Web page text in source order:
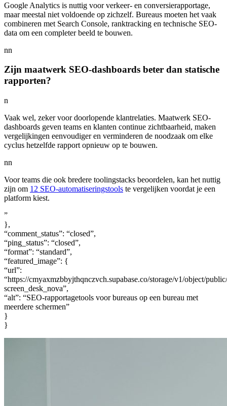
Google Analytics is nuttig voor verkeer- en conversierapportage,
maar meestal niet voldoende op zichzelf. Bureaus moeten het vaak
combineren met Search Console, ranktracking en technische SEO-
data om een completer beeld te bouwen.
nn
Zijn maatwerk SEO-dashboards beter dan statische
rapporten?
n
Vaak wel, zeker voor doorlopende klantrelaties. Maatwerk SEO-
dashboards geven teams en klanten continue zichtbaarheid, maken
vergelijkingen eenvoudiger en verminderen de noodzaak om elke
cyclus hetzelfde rapport opnieuw op te bouwen.
nn
Voor teams die ook bredere toolingstacks beoordelen, kan het nuttig
zijn om 12 SEO-automatiseringstools te vergelijken voordat je een
platform kiest.
”
},
“comment_status”: “closed”,
“ping_status”: “closed”,
“format”: “standard”,
“featured_image”: {
“url”:
“https://cmyaxmzbbyjthqnczvch.supabase.co/storage/v1/object/
screen_desk_nova”,
“alt”: “SEO-rapportagetools voor bureaus op een bureau met
meerdere schermen”
}
}